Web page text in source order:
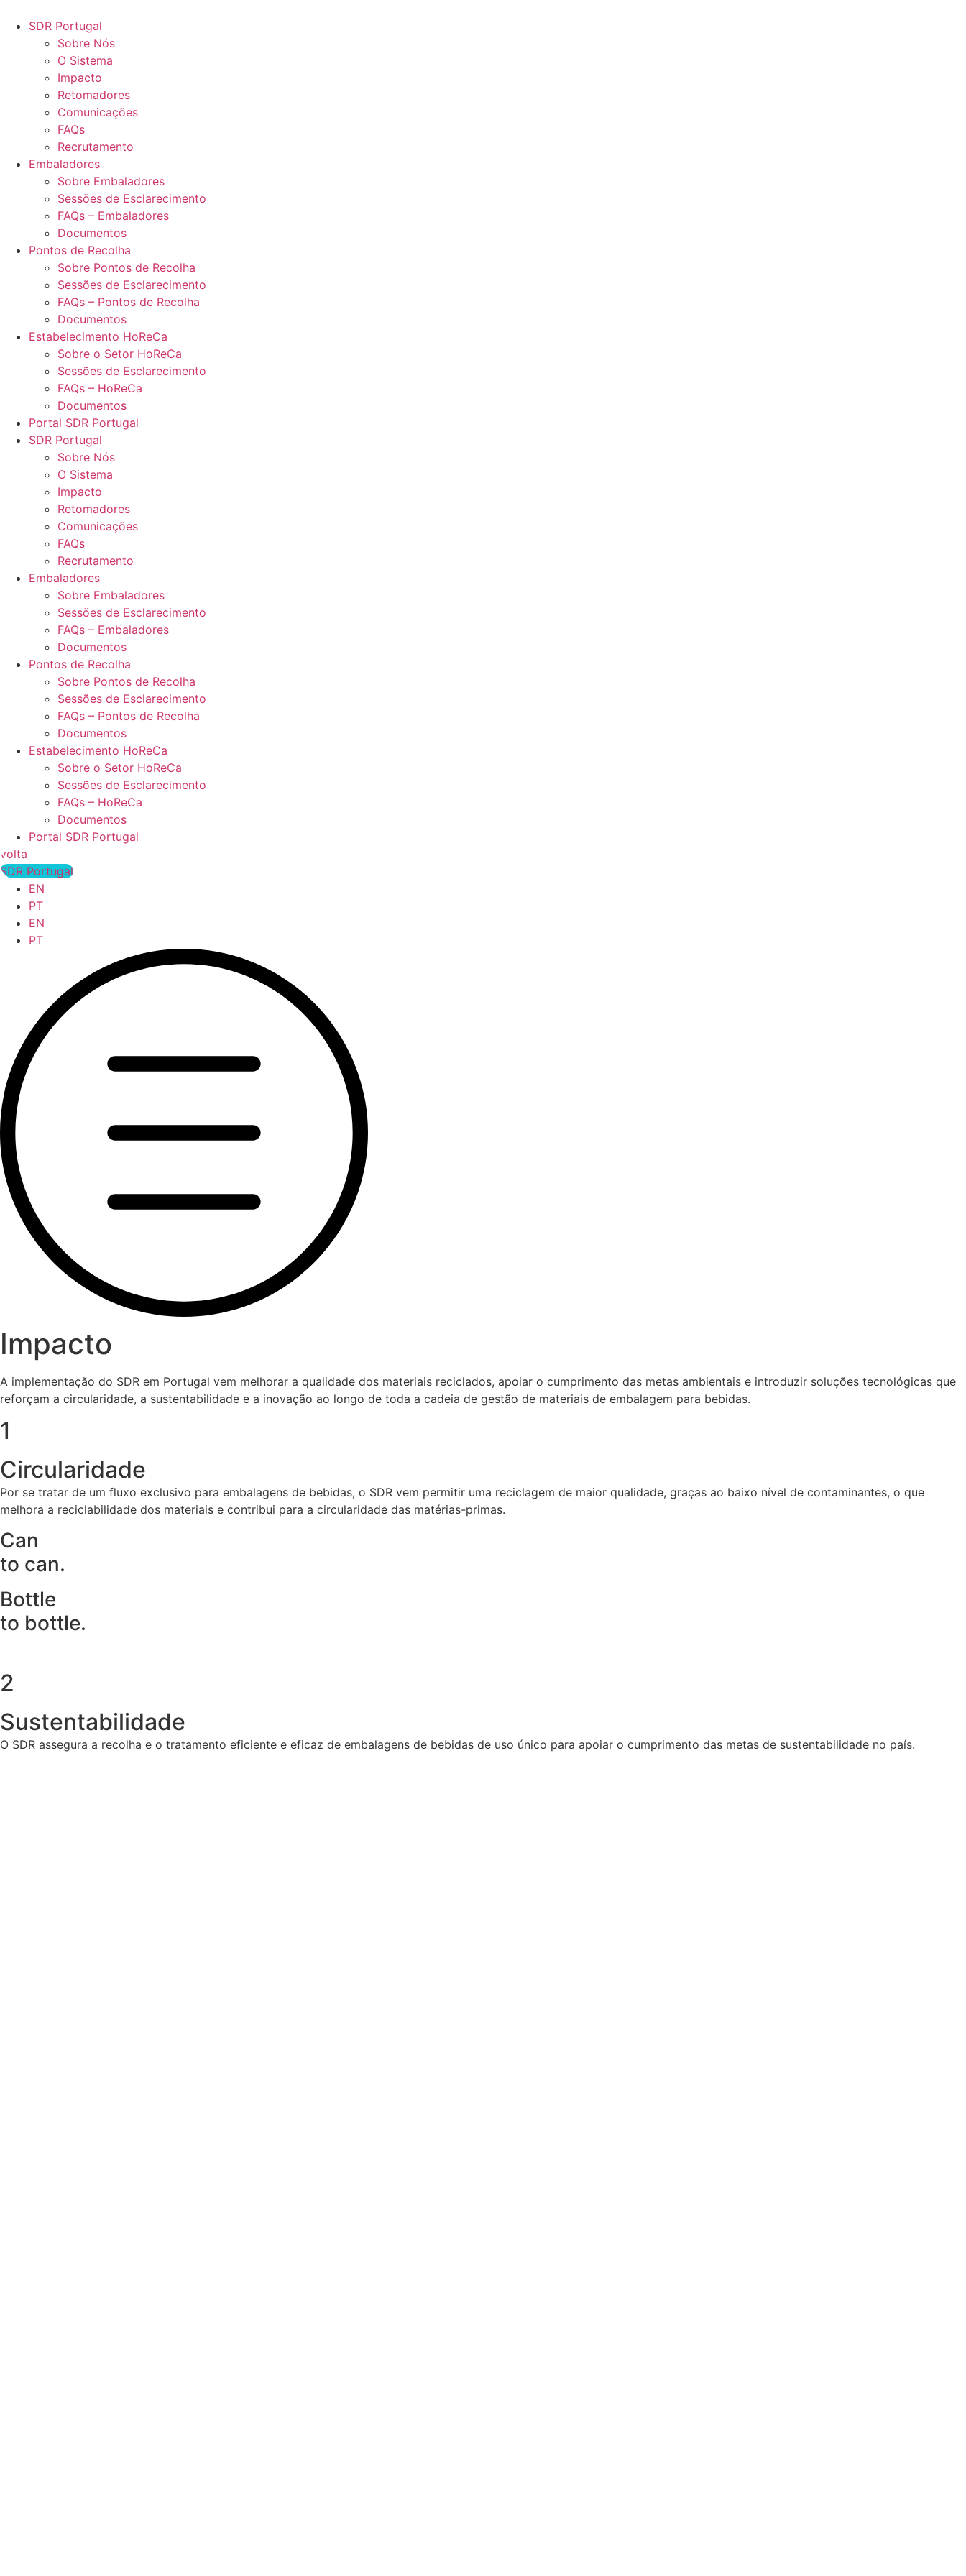
para
conteúdo
SDR Portugal
Sobre Nós
O Sistema
Impacto
Retomadores
Comunicações
FAQs
Recrutamento
Embaladores
Sobre Embaladores
Sessões de Esclarecimento
FAQs – Embaladores
Documentos
Pontos de Recolha
Sobre Pontos de Recolha
Sessões de Esclarecimento
FAQs – Pontos de Recolha
Documentos
Estabelecimento HoReCa
Sobre o Setor HoReCa
Sessões de Esclarecimento
FAQs – HoReCa
Documentos
Portal SDR Portugal
SDR Portugal
Sobre Nós
O Sistema
Impacto
Retomadores
Comunicações
FAQs
Recrutamento
Embaladores
Sobre Embaladores
Sessões de Esclarecimento
FAQs – Embaladores
Documentos
Pontos de Recolha
Sobre Pontos de Recolha
Sessões de Esclarecimento
FAQs – Pontos de Recolha
Documentos
Estabelecimento HoReCa
Sobre o Setor HoReCa
Sessões de Esclarecimento
FAQs – HoReCa
Documentos
Portal SDR Portugal
volta
SDR Portugal
EN
PT
EN
PT
Impacto
A implementação do SDR em Portugal vem melhorar a qualidade dos materiais reciclados, apoiar o cumprimento das metas ambientais e introduzir soluções tecnológicas que
reforçam a circularidade, a sustentabilidade e a inovação ao longo de toda a cadeia de gestão de materiais de embalagem para bebidas.
1
Circularidade
Por se tratar de um fluxo exclusivo para embalagens de bebidas, o SDR vem permitir uma reciclagem de maior qualidade, graças ao baixo nível de contaminantes, o que
melhora a reciclabilidade dos materiais e contribui para a circularidade das matérias-primas.
Can
to can.
Bottle
to bottle.
2
Sustentabilidade
O SDR assegura a recolha e o tratamento eficiente e eficaz de embalagens de bebidas de uso único para apoiar o cumprimento das metas de sustentabilidade no país.